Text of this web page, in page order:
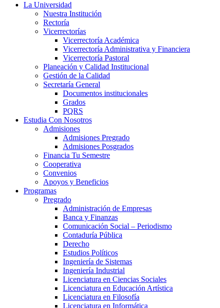
La Universidad
Nuestra Institución
Rectoría
Vicerrectorías
Vicerrectoría Académica
Vicerrectoría Administrativa y Financiera
Vicerrectoría Pastoral
Planeación y Calidad Institucional
Gestión de la Calidad
Secretaría General
Documentos institucionales
Grados
PQRS
Estudia Con Nosotros
Admisiones
Admisiones Pregrado
Admisiones Posgrados
Financia Tu Semestre
Cooperativa
Convenios
Apoyos y Beneficios
Programas
Pregrado
Administración de Empresas
Banca y Finanzas
Comunicación Social – Periodismo
Contaduría Pública
Derecho
Estudios Políticos
Ingeniería de Sistemas
Ingeniería Industrial
Licenciatura en Ciencias Sociales
Licenciatura en Educación Artística
Licenciatura en Filosofía
Licenciatura en Informática